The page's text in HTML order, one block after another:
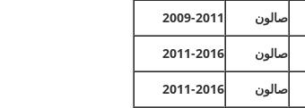
صالون
2009-2011
صالون
2011-2016
صالون
2011-2016